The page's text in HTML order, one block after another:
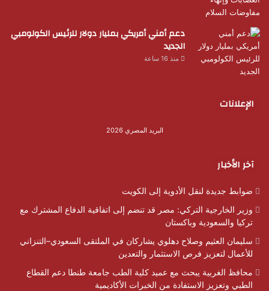
دعم أمني أمريكي بمليار دولار للرئيس الكولومبي
الجديد
منذ 16 ساعة
الإعلانات
البريد المصري 2026
آخر الأخبار
ضوابط جديدة لنقل الأدوية إلى الكويت
وزير الخارجية التركي: مصر قد تنضم إلى اتفاقية الدفاع المشترك مع
تركيا والسعودية وباكستان
سليمان العثيم وصلاح دهلوي يشاركان في الملتقى السعودي–التنزاني
للأعمال لتعزيز فرص الاستثمار والتعدين
محافظ الغربية يبحث مع عميد كلية الطب جامعة طنطا دعم القطاع
الطبي وتعزيز الاستفادة من الخبرات الأكاديمية